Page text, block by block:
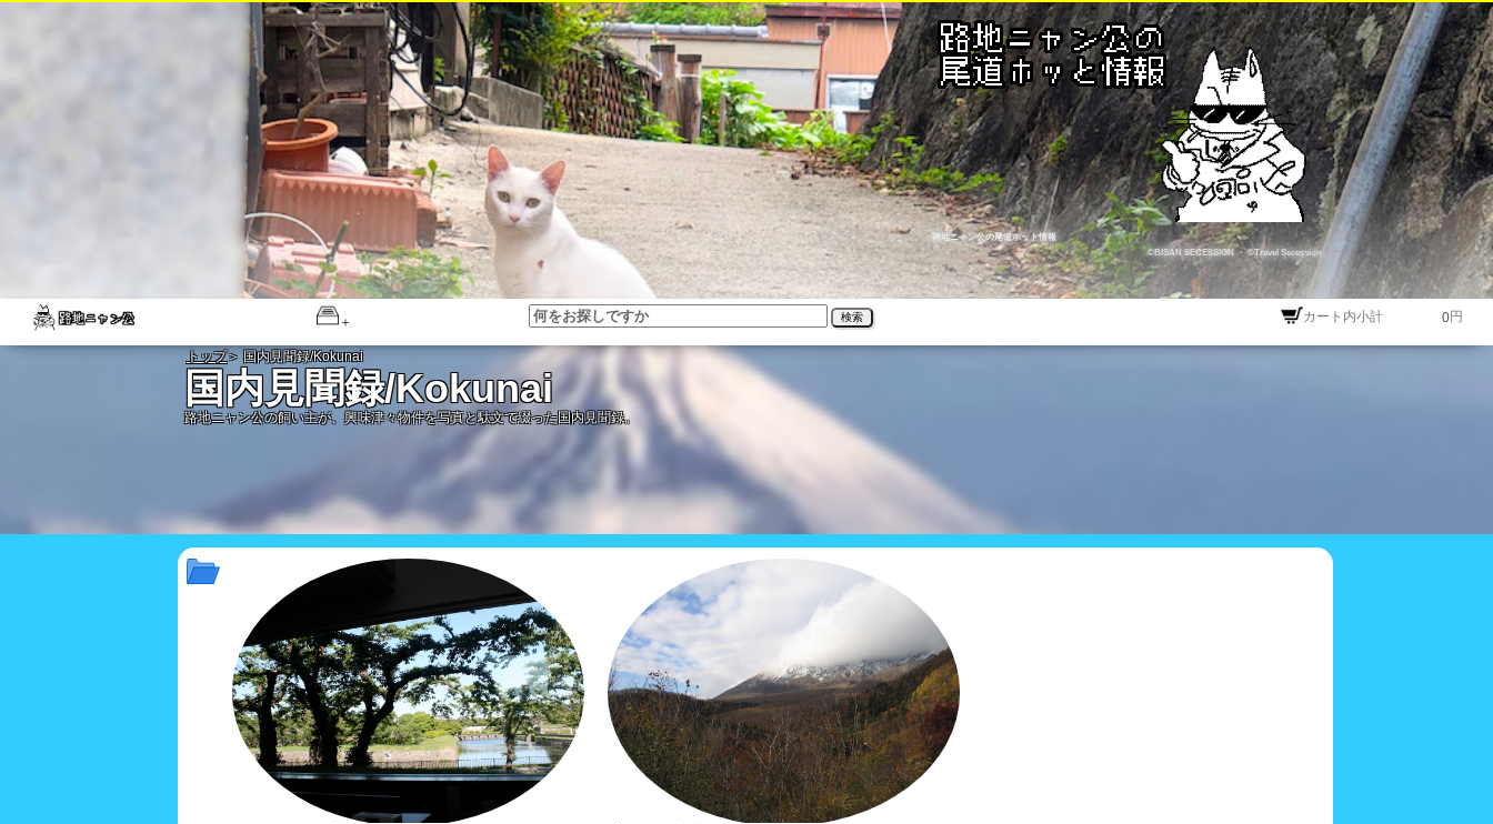
路地ニャン公の尾道ホット情報
©BISAN SECESSION・ ©Travel Secession
検索 カート内小計 円
トップ＞ 国内見聞録/Kokunai
国内見聞録/Kokunai
路地ニャン公の飼い主が、興味津々物件を写真と駄文で綴った国内見聞録。